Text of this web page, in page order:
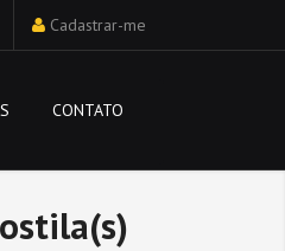
Cadastrar-me
CONTATO